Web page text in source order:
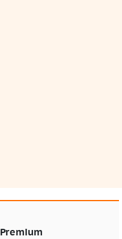
Premium